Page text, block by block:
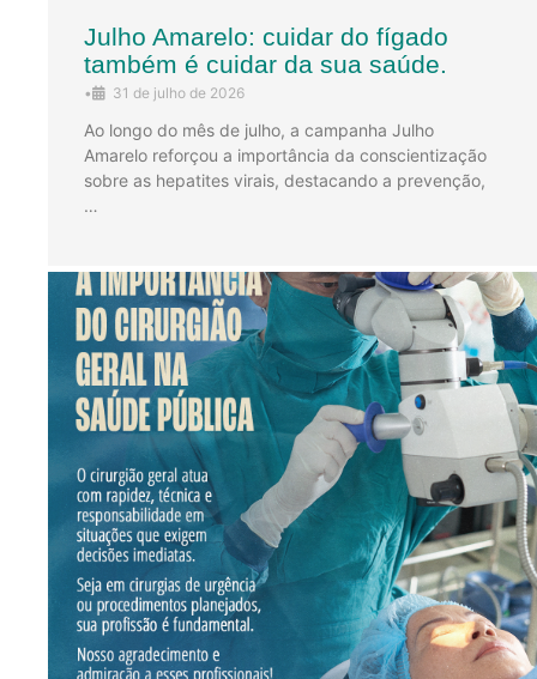
Julho Amarelo: cuidar do fígado
também é cuidar da sua saúde.
• 31 de julho de 2026
Ao longo do mês de julho, a campanha Julho
Amarelo reforçou a importância da conscientização
sobre as hepatites virais, destacando a prevenção,
…